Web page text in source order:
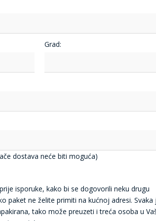
Grad:
dostava neće biti moguća)
isporuke, kako bi se dogovorili neku drugu
paket ne želite primiti na kućnoj adresi. Svaka
tako može preuzeti i treća osoba u